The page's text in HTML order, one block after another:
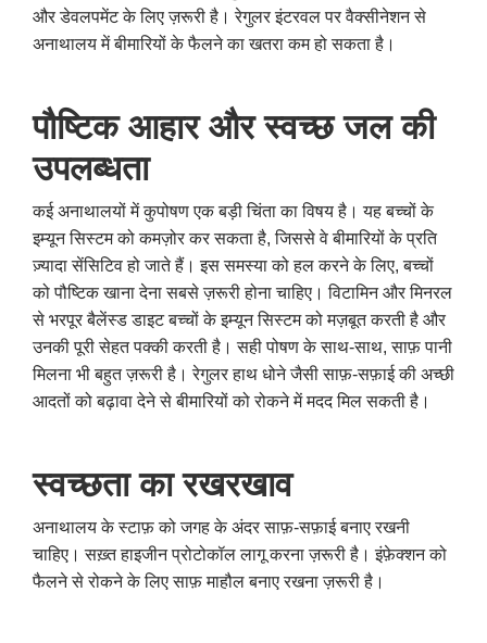
और डेवलपमेंट के लिए ज़रूरी है। रेगुलर इंटरवल पर वैक्सीनेशन से
अनाथालय में बीमारियों के फैलने का खतरा कम हो सकता है।
पौष्टिक आहार और स्वच्छ जल की
उपलब्धता
कई अनाथालयों में कुपोषण एक बड़ी चिंता का विषय है। यह बच्चों के
इम्यून सिस्टम को कमज़ोर कर सकता है, जिससे वे बीमारियों के प्रति
ज़्यादा सेंसिटिव हो जाते हैं। इस समस्या को हल करने के लिए, बच्चों
को पौष्टिक खाना देना सबसे ज़रूरी होना चाहिए। विटामिन और मिनरल
से भरपूर बैलेंस्ड डाइट बच्चों के इम्यून सिस्टम को मज़बूत करती है और
उनकी पूरी सेहत पक्की करती है। सही पोषण के साथ-साथ, साफ़ पानी
मिलना भी बहुत ज़रूरी है। रेगुलर हाथ धोने जैसी साफ़-सफ़ाई की अच्छी
आदतों को बढ़ावा देने से बीमारियों को रोकने में मदद मिल सकती है।
स्वच्छता का रखरखाव
अनाथालय के स्टाफ़ को जगह के अंदर साफ़-सफ़ाई बनाए रखनी
चाहिए। सख़्त हाइजीन प्रोटोकॉल लागू करना ज़रूरी है। इंफ़ेक्शन को
फैलने से रोकने के लिए साफ़ माहौल बनाए रखना ज़रूरी है।